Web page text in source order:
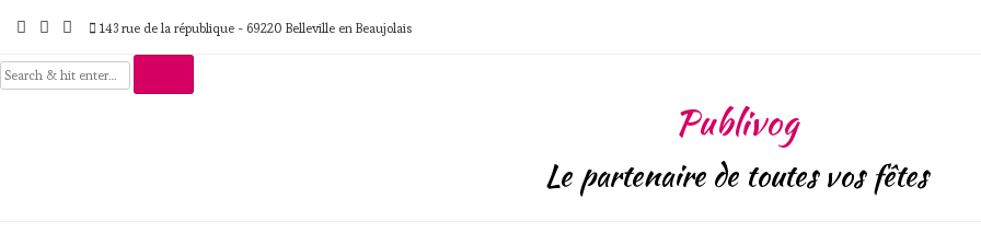
143 rue de la république - 69220 Belleville en Beaujolais
Publivog
Le partenaire de toutes vos fêtes